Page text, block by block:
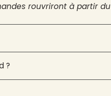
rouvriront à partir
?